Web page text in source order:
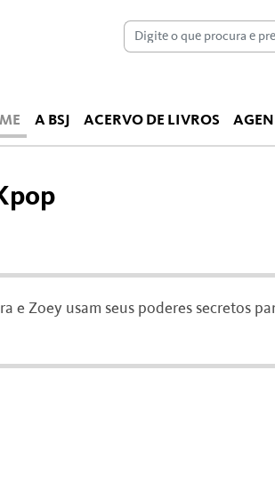
A BSJ ACERVO DE LIVROS
e Zoey usam seus poderes secretos